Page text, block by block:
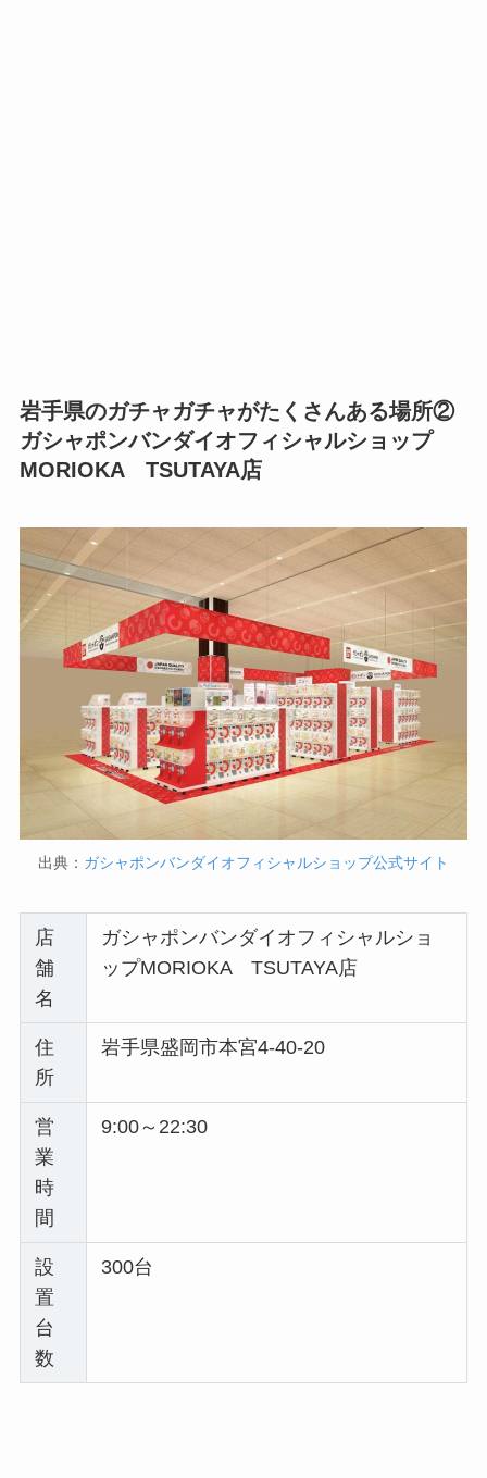
岩手県のガチャガチャがたくさんある場所②
ガシャポンバンダイオフィシャルショップ
MORIOKA TSUTAYA店
出典： ガシャポンバンダイオフィシャルショップ公式サイト
店
舗
名
ガシャポンバンダイオフィシャルショ
ップMORIOKA TSUTAYA店
住
所
岩手県盛岡市本宮4-40-20
営
業
時
間
9:00～22:30
設
置
台
数
300台